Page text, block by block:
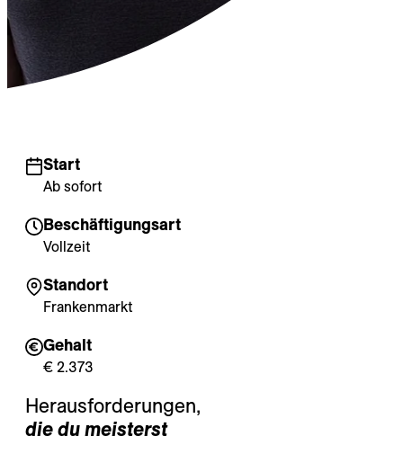
---
Start
Ab sofort
Beschäftigungsart
Vollzeit
Standort
Frankenmarkt
Gehalt
€ 2.373
Herausforderungen,
die du meisterst